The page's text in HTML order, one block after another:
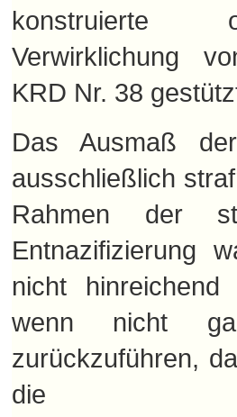
konstruierte
Verwirklichung
KRD Nr. 38
Das Ausmaß
ausschließlich
Rahmen der
Entnazifizierung
nicht
wenn nicht
zurückzuführen,
die